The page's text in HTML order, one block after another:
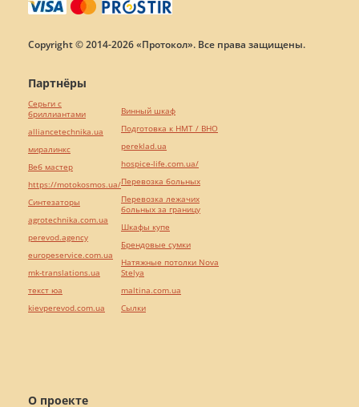
Copyright © 2014-2026 «Протокол». Все права защищены.
О проекте
Партнёры
Серьги с
бриллиантами
alliancetechnika.ua
миралинкс
Веб мастер
https://motokosmos.ua/
Синтезаторы
agrotechnika.com.ua
perevod.agency
europeservice.com.ua
mk-translations.ua
текст юа
kievperevod.com.ua
Винный шкаф
Подготовка к НМТ / ВНО
pereklad.ua
hospice-life.com.ua/
Перевозка больных
Перевозка лежачих
больных за границу
Шкафы купе
Брендовые сумки
Натяжные потолки Nova
Stelya
maltina.com.ua
Cылки